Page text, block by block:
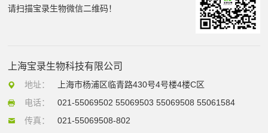
请扫描宝录生物微信二维码！
上海宝录生物科技有限公司
地址：
上海市杨浦区临青路430号4号楼4楼C区
电话：
021-55069502 55069503 55069508 55061584
传真：
021-55069508-802